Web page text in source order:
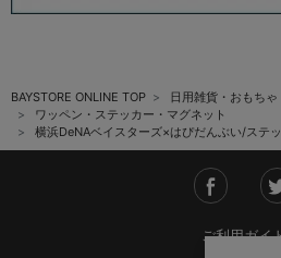
BAYSTORE ONLINE TOP
日用雑貨・おもちゃ
ワッペン・ステッカー・マグネット
横浜DeNAベイスターズ×はぴだんぶい/ステ
ご利用ガイ